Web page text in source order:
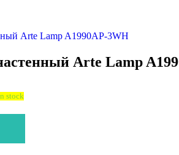
Arte Lamp
stock